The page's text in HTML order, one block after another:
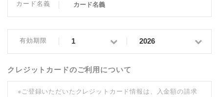
カード名義
有効期限
クレジットカードのご利用について
※ご登録いただいたクレジットカード情報は、入金額の請求